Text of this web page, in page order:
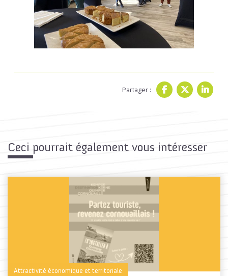
Partager :
Ceci pourrait également vous intéresser
Attractivité économique et territoriale